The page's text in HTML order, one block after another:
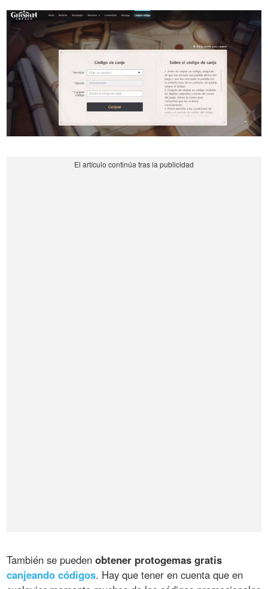
También se puedenobtener protogemas gratis
canjeando códigos. Hay que tener en cuenta que en